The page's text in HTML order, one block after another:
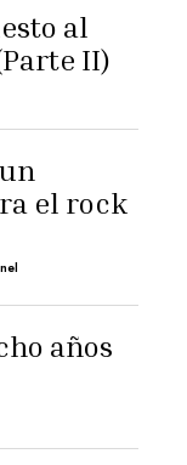
al
II)
el rock
años